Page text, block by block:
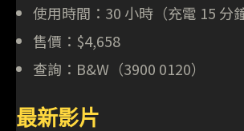
使用時間：30 小時（充電 15 分
售價：$4,658
查詢：B&W（3900 0120）
最新影片